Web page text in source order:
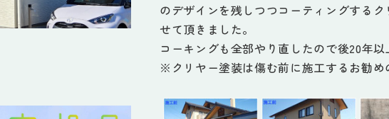
のデザインを残しつつコーティングする
せて頂きました。
コーキングも全部やり直したので後20年以
※クリヤー塗装は傷む前に施工するお勧め